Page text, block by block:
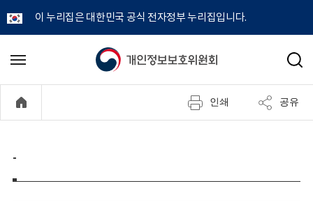
이 누리집은 대한민국 공식 전자정부 누리집입니다.
개
정
보
메
기
검
인쇄 공유
-